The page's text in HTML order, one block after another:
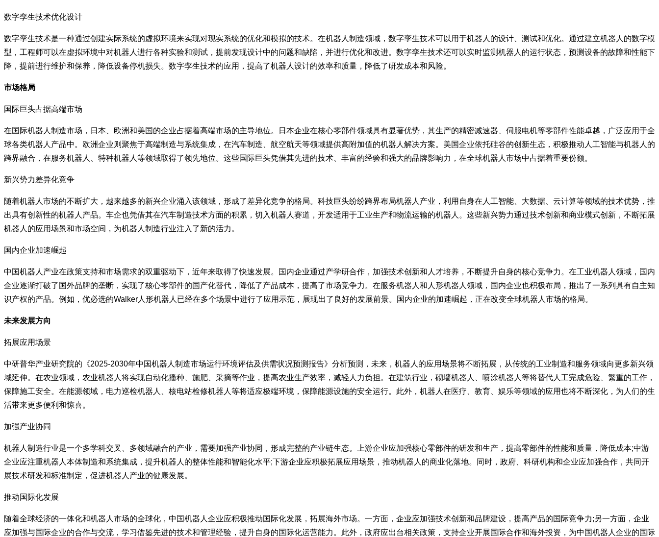
数字孪生技术优化设计
数字孪生技术是一种通过创建实际系统的虚拟环境来实现对现实系统的优化和模拟的技术。在机器人制造领域，数字孪生技术可以用于机器人的设计、测试和优化。通过建立机器人的数字模
型，工程师可以在虚拟环境中对机器人进行各种实验和测试，提前发现设计中的问题和缺陷，并进行优化和改进。数字孪生技术还可以实时监测机器人的运行状态，预测设备的故障和性能下
降，提前进行维护和保养，降低设备停机损失。数字孪生技术的应用，提高了机器人设计的效率和质量，降低了研发成本和风险。
市场格局
国际巨头占据高端市场
在国际机器人制造市场，日本、欧洲和美国的企业占据着高端市场的主导地位。日本企业在核心零部件领域具有显著优势，其生产的精密减速器、伺服电机等零部件性能卓越，广泛应用于全
球各类机器人产品中。欧洲企业则聚焦于高端制造与系统集成，在汽车制造、航空航天等领域提供高附加值的机器人解决方案。美国企业依托硅谷的创新生态，积极推动人工智能与机器人的
跨界融合，在服务机器人、特种机器人等领域取得了领先地位。这些国际巨头凭借其先进的技术、丰富的经验和强大的品牌影响力，在全球机器人市场中占据着重要份额。
新兴势力差异化竞争
随着机器人市场的不断扩大，越来越多的新兴企业涌入该领域，形成了差异化竞争的格局。科技巨头纷纷跨界布局机器人产业，利用自身在人工智能、大数据、云计算等领域的技术优势，推
出具有创新性的机器人产品。车企也凭借其在汽车制造技术方面的积累，切入机器人赛道，开发适用于工业生产和物流运输的机器人。这些新兴势力通过技术创新和商业模式创新，不断拓展
机器人的应用场景和市场空间，为机器人制造行业注入了新的活力。
国内企业加速崛起
中国机器人产业在政策支持和市场需求的双重驱动下，近年来取得了快速发展。国内企业通过产学研合作，加强技术创新和人才培养，不断提升自身的核心竞争力。在工业机器人领域，国内
企业逐渐打破了国外品牌的垄断，实现了核心零部件的国产化替代，降低了产品成本，提高了市场竞争力。在服务机器人和人形机器人领域，国内企业也积极布局，推出了一系列具有自主知
识产权的产品。例如，优必选的Walker人形机器人已经在多个场景中进行了应用示范，展现出了良好的发展前景。国内企业的加速崛起，正在改变全球机器人市场的格局。
未来发展方向
拓展应用场景
中研普华产业研究院的《2025-2030年中国机器人制造市场运行环境评估及供需状况预测报告》分析预测，未来，机器人的应用场景将不断拓展，从传统的工业制造和服务领域向更多新兴领
域延伸。在农业领域，农业机器人将实现自动化播种、施肥、采摘等作业，提高农业生产效率，减轻人力负担。在建筑行业，砌墙机器人、喷涂机器人等将替代人工完成危险、繁重的工作，
保障施工安全。在能源领域，电力巡检机器人、核电站检修机器人等将适应极端环境，保障能源设施的安全运行。此外，机器人在医疗、教育、娱乐等领域的应用也将不断深化，为人们的生
活带来更多便利和惊喜。
加强产业协同
机器人制造行业是一个多学科交叉、多领域融合的产业，需要加强产业协同，形成完整的产业链生态。上游企业应加强核心零部件的研发和生产，提高零部件的性能和质量，降低成本;中游
企业应注重机器人本体制造和系统集成，提升机器人的整体性能和智能化水平;下游企业应积极拓展应用场景，推动机器人的商业化落地。同时，政府、科研机构和企业应加强合作，共同开
展技术研发和标准制定，促进机器人产业的健康发展。
推动国际化发展
随着全球经济的一体化和机器人市场的全球化，中国机器人企业应积极推动国际化发展，拓展海外市场。一方面，企业应加强技术创新和品牌建设，提高产品的国际竞争力;另一方面，企业
应加强与国际企业的合作与交流，学习借鉴先进的技术和管理经验，提升自身的国际化运营能力。此外，政府应出台相关政策，支持企业开展国际合作和海外投资，为中国机器人企业的国际